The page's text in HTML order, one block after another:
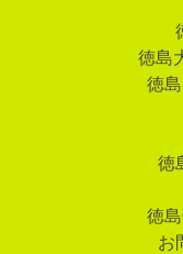
徳島
徳
徳
徳
お